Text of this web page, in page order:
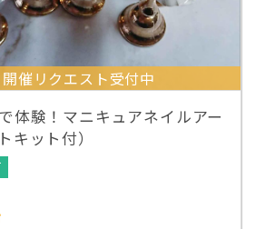
開催リクエスト受付中
体験！マニキュアネイルアー
キット付）